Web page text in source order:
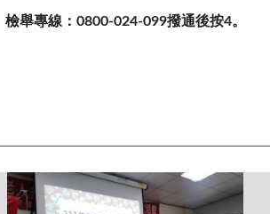
檢舉專線：0800-024-099撥通後按4。